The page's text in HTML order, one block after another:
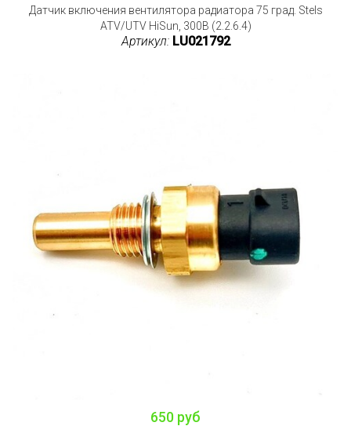
Датчик включения вентилятора радиатора 75 град. Stels
ATV/UTV HiSun, 300B (2.2.6.4)
Артикул: LU021792
650 руб